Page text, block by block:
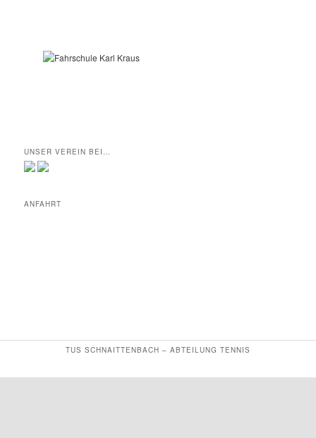
UNSER VEREIN BEI…
ANFAHRT
TUS SCHNAITTENBACH – ABTEILUNG TENNIS